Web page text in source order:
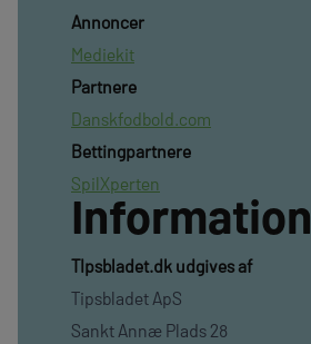
Annoncer
Mediekit
Partnere
Danskfodbold.com
Bettingpartnere
SpilXperten
Information
TIpsbladet.dk udgives af
Tipsbladet ApS
Sankt Annæ Plads 28